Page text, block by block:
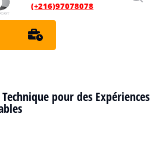
(+216)97078078
pour des Expériences